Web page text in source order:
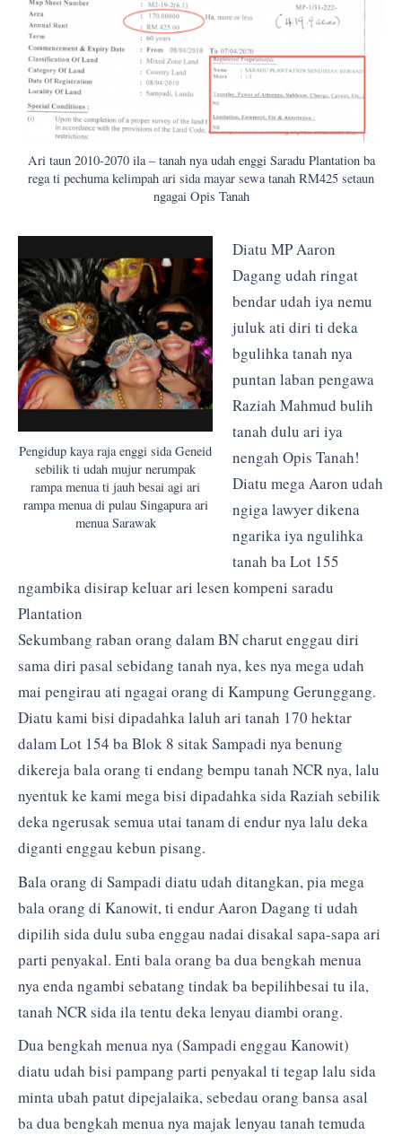
Ari taun 2010-2070 ila – tanah nya udah enggi Saradu Plantation ba
rega ti pechuma kelimpah ari sida mayar sewa tanah RM425 setaun
ngagai Opis Tanah
Pengidup kaya raja enggi sida Geneid
sebilik ti udah mujur nerumpak
rampa menua ti jauh besai agi ari
rampa menua di pulau Singapura ari
menua Sarawak
Diatu MP Aaron
Dagang udah ringat
bendar udah iya nemu
juluk ati diri ti deka
bgulihka tanah nya
puntan laban pengawa
Raziah Mahmud bulih
tanah dulu ari iya
nengah Opis Tanah!
Diatu mega Aaron udah
ngiga lawyer dikena
ngarika iya ngulihka
tanah ba Lot 155
ngambika disirap keluar ari lesen kompeni saradu
Plantation
Sekumbang raban orang dalam BN charut enggau diri
sama diri pasal sebidang tanah nya, kes nya mega udah
mai pengirau ati ngagai orang di Kampung Gerunggang.
Diatu kami bisi dipadahka laluh ari tanah 170 hektar
dalam Lot 154 ba Blok 8 sitak Sampadi nya benung
dikereja bala orang ti endang bempu tanah NCR nya, lalu
nyentuk ke kami mega bisi dipadahka sida Raziah sebilik
deka ngerusak semua utai tanam di endur nya lalu deka
diganti enggau kebun pisang.
Bala orang di Sampadi diatu udah ditangkan, pia mega
bala orang di Kanowit, ti endur Aaron Dagang ti udah
dipilih sida dulu suba enggau nadai disakal sapa-sapa ari
parti penyakal. Enti bala orang ba dua bengkah menua
nya enda ngambi sebatang tindak ba bepilihbesai tu ila,
tanah NCR sida ila tentu deka lenyau diambi orang.
Dua bengkah menua nya (Sampadi enggau Kanowit)
diatu udah bisi pampang parti penyakal ti tegap lalu sida
minta ubah patut dipejalaika, sebedau orang bansa asal
ba dua bengkah menua nya majak lenyau tanah temuda